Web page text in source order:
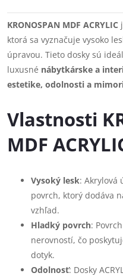
KRONOSPAN MDF ACRYLIC
ktorá sa vyznačuje vysoko
úpravou. Tieto dosky sú
luxusné nábytkárske a
estetike, odolnosti a
Vlastnosti
MDF
Vysoký lesk: Akrylová
povrch, ktorý dodáva
vzhľad.
Hladký povrch:
nerovností, čo
dotyk.
Odolnosť: Dosky